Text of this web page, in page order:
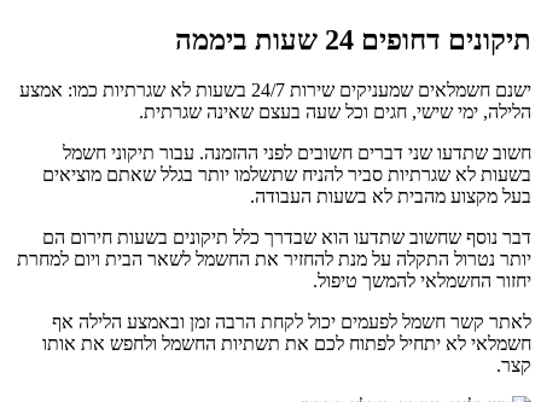
תיקונים דחופים 24 שעות ביממה
ישנם חשמלאים שמעניקים שירות 24/7 בשעות לא שגרתיות כמו: אמצע
הלילה, ימי שישי, חגים וכל שעה בעצם שאינה שגרתית.
חשוב שתדעו שני דברים חשובים לפני ההזמנה. עבור תיקוני חשמל
בשעות לא שגרתיות סביר להניח שתשלמו יותר בגלל שאתם מוציאים
בעל מקצוע מהבית לא בשעות העבודה.
דבר נוסף שחשוב שתדעו הוא שבדרך כלל תיקונים בשעות חירום הם
יותר נטרול התקלה על מנת להחזיר את החשמל לשאר הבית ויום למחרת
יחזור החשמלאי להמשך טיפול.
לאתר קשר חשמל לפעמים יכול לקחת הרבה זמן ובאמצע הלילה אף
חשמלאי לא יתחיל לפתוח לכם את תשתיות החשמל ולחפש את אותו
קצר.